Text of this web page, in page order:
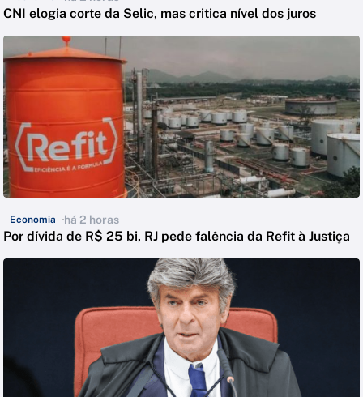
CNI elogia corte da Selic, mas critica nível dos juros
Economia há 2 horas
Por dívida de R$ 25 bi, RJ pede falência da Refit à Justiça